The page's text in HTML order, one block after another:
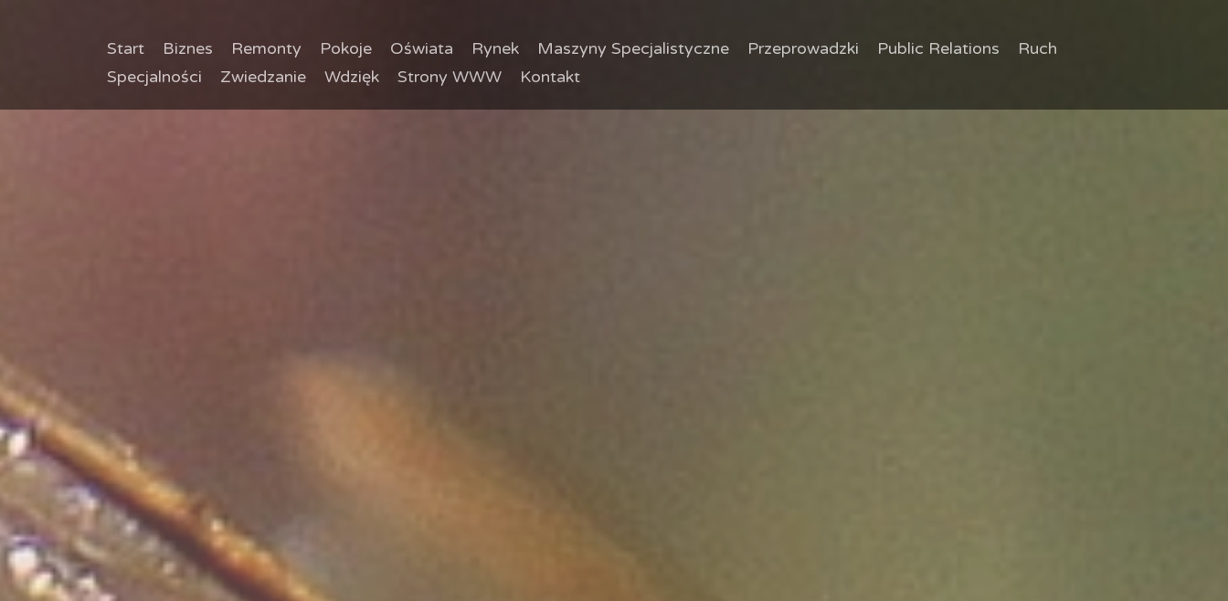
Start Biznes Remonty Pokoje Oświata Rynek Maszyny Specjalistyczne Przeprowadzki Public Relations
Ruch
Specjalności
Zwiedzanie Wdzięk Strony WWW Kontakt